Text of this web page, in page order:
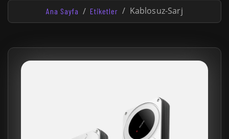
Ana Sayfa Etiketler Kablosuz-Sarj